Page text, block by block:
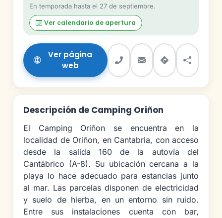
En temporada hasta el 27 de septiembre.
Ver calendario de apertura
Ver página
web
Descripción de Camping Oriñon
El Camping Oriñon se encuentra en la
localidad de Oriñon, en Cantabria, con acceso
desde la salida 160 de la autovía del
Cantábrico (A-8). Su ubicación cercana a la
playa lo hace adecuado para estancias junto
al mar. Las parcelas disponen de electricidad
y suelo de hierba, en un entorno sin ruido.
Entre sus instalaciones cuenta con bar,